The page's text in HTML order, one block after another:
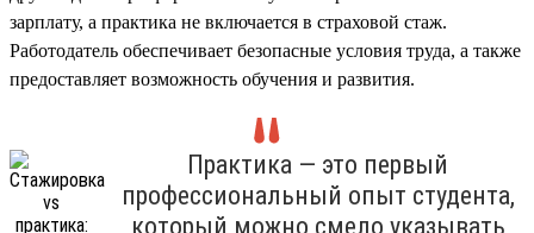
зарплату, а практика не включается в страховой стаж.
Работодатель обеспечивает безопасные условия труда, а также
предоставляет возможность обучения и развития.
Практика — это первый
профессиональный опыт студента,
который можно смело указывать